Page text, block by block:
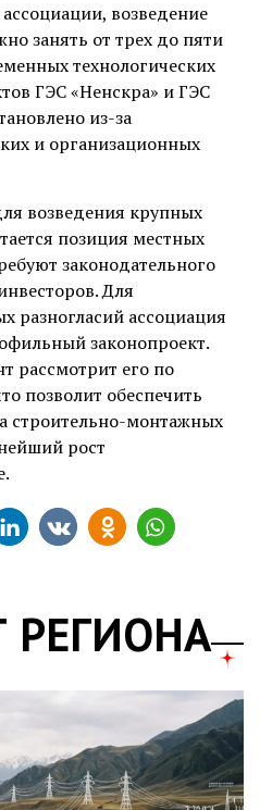
возведение
занять от трех до пяти
технологических
ГЭС «Ненскра» и ГЭС
из-за
и организационных
возведения крупных
позиция местных
законодательного
Для
разногласий ассоциация
законопроект.
рассмотрит его по
позволит обеспечить
строительно-монтажных
рост
РЕГИОНА